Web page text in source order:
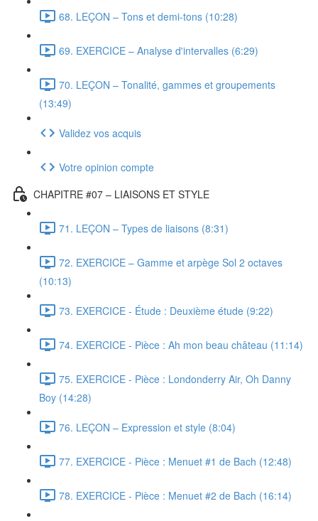
68. LEÇON – Tons et demi-tons (10:28)
69. EXERCICE – Analyse d'intervalles (6:29)
70. LEÇON – Tonalité, gammes et groupements
(13:49)
Validez vos acquis
Votre opinion compte
CHAPITRE #07 – LIAISONS ET STYLE
71. LEÇON – Types de liaisons (8:31)
72. EXERCICE – Gamme et arpège Sol 2 octaves
(10:13)
73. EXERCICE - Étude : Deuxième étude (9:22)
74. EXERCICE - Pièce : Ah mon beau château (11:14)
75. EXERCICE - Pièce : Londonderry Air, Oh Danny
Boy (14:28)
76. LEÇON – Expression et style (8:04)
77. EXERCICE - Pièce : Menuet #1 de Bach (12:48)
78. EXERCICE - Pièce : Menuet #2 de Bach (16:14)